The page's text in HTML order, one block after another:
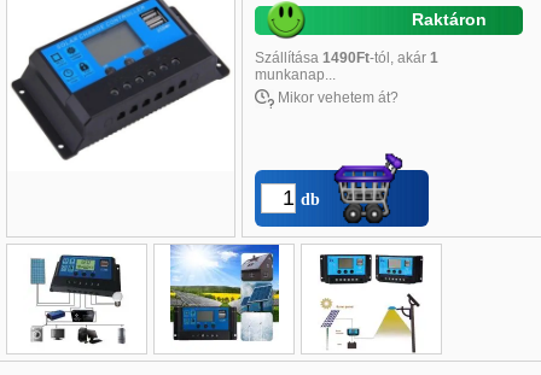
Raktáron
Szállítása1490Ft-tól, akár1
munkanap...
Mikor vehetem át?
db